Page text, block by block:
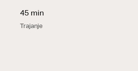
45 min
Trajanje